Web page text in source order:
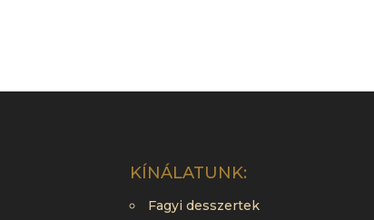
KÍNÁLATUNK:
Fagyi desszertek